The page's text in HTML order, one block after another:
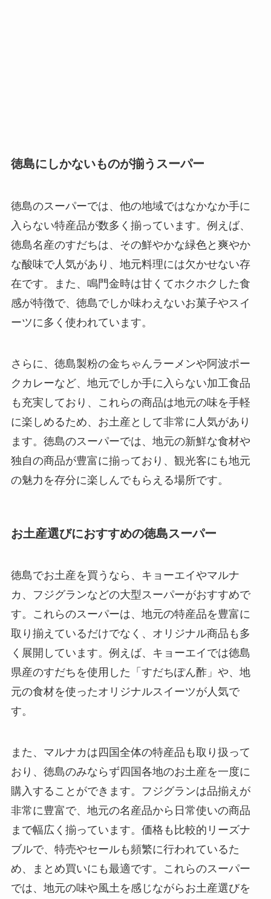
徳島にしかないものが揃うスーパー
徳島のスーパーでは、他の地域ではなかなか手に
入らない特産品が数多く揃っています。例えば、
徳島名産のすだちは、その鮮やかな緑色と爽やか
な酸味で人気があり、地元料理には欠かせない存
在です。また、鳴門金時は甘くてホクホクした食
感が特徴で、徳島でしか味わえないお菓子やスイ
ーツに多く使われています。
さらに、徳島製粉の金ちゃんラーメンや阿波ポー
クカレーなど、地元でしか手に入らない加工食品
も充実しており、これらの商品は地元の味を手軽
に楽しめるため、お土産として非常に人気があり
ます。徳島のスーパーでは、地元の新鮮な食材や
独自の商品が豊富に揃っており、観光客にも地元
の魅力を存分に楽しんでもらえる場所です。
お土産選びにおすすめの徳島スーパー
徳島でお土産を買うなら、キョーエイやマルナ
カ、フジグランなどの大型スーパーがおすすめで
す。これらのスーパーは、地元の特産品を豊富に
取り揃えているだけでなく、オリジナル商品も多
く展開しています。例えば、キョーエイでは徳島
県産のすだちを使用した「すだちぽん酢」や、地
元の食材を使ったオリジナルスイーツが人気で
す。
また、マルナカは四国全体の特産品も取り扱って
おり、徳島のみならず四国各地のお土産を一度に
購入することができます。フジグランは品揃えが
非常に豊富で、地元の名産品から日常使いの商品
まで幅広く揃っています。価格も比較的リーズナ
ブルで、特売やセールも頻繁に行われているた
め、まとめ買いにも最適です。これらのスーパー
では、地元の味や風土を感じながらお土産選びを